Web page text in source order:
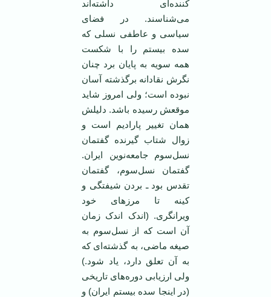
کننده‌ای داشته‌اند
می‌شناسند. در فضای
سیاسی و عاطفی نسلی که
سده بیستم را با شکست
همه سویه به پایان برد چنان
نگرش نقادانه برگذشته آسان
نبوده است؛ ولی امروز شاید
موقعش رسیده باشد. دلیلش‌‌
همان تغییر پارادیم است و
زوال شتاب گیرنده گفتمان
نسل‌سوم جامعه‌نوین ایران.
گفتمان نسل‌سوم، گفتمان
تقدس بود ـ بردن شیفتگی و
کینه تا مرزهای خود
ویرانگری. (اندک اندک زمان
آن است که از نسل‌سوم به
صیغه ماضی، به گذشته‌ای که
به آن تعلق دارد، یاد شود.)
ولی ارزیابی دوره‌های تاریخی
(در اینجا سده بیستم ایران) و